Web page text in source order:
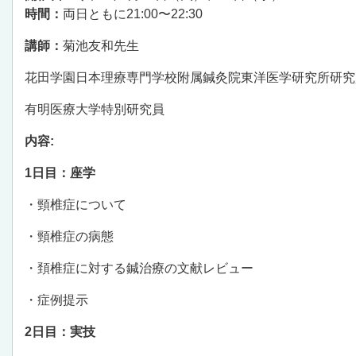
時間： 両日ともに21:00〜22:30
講師： 菊池友和先生
花田学園日本理療専門学校附属鍼灸院東洋医学研究所研
有明医療大学特別研究員
内容:
1日目：座学
・頸椎症について
・頸椎症の病態
・頚椎症に対する鍼治療の文献レビュー
・症例提示
2日目：実技